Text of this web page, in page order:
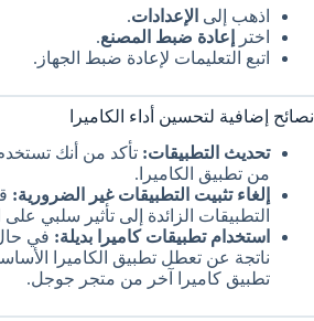
اذهب إلى الإعدادات.
اختر
إعادة ضبط المصنع.
اتبع التعليمات لإعادة ضبط الجهاز.
نصائح إضافية لتحسين أداء الكاميرا
تحديث التطبيقات: تأكد من أنك
من تطبيق الكاميرا.
إلغاء تثبيت التطبيقات غير الضرورية:
التطبيقات الزائدة إلى تأثير سلبي على
استخدام تطبيقات كاميرا بديلة: في
ناتجة عن تعطل تطبيق الكاميرا
تطبيق كاميرا آخر من متجر جوجل.